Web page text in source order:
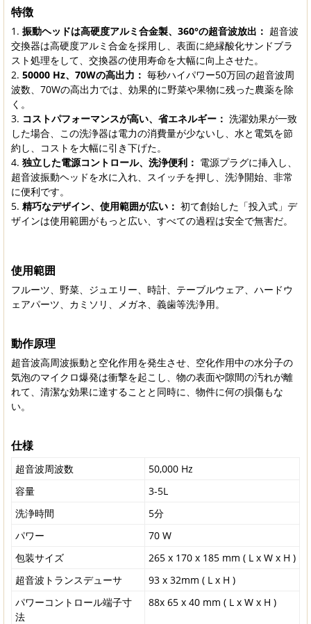
特徴
振動ヘッドは高硬度アルミ合金製、360°の超音波放出： 超音波
交換器は高硬度アルミ合金を採用し、表面に絶縁酸化サンドブラ
スト処理をして、交換器の使用寿命を大幅に向上させた。
50000 Hz、70Wの高出力： 毎秒ハイパワー50万回の超音波周
波数、70Wの高出力では、効果的に野菜や果物に残った農薬を除
く。
コストパフォーマンスが高い、省エネルギー： 洗濯効果が一致
した場合、この洗浄器は電力の消費量が少ないし、水と電気を節
約し、コストを大幅に引き下げた。
独立した電源コントロール、洗浄便利： 電源プラグに挿入し、
超音波振動ヘッドを水に入れ、スイッチを押し、洗浄開始、非常
に便利です。
精巧なデザイン、使用範囲が広い： 初て創始した「投入式」デ
ザインは使用範囲がもっと広い、すべての過程は安全で無害だ。
使用範囲
フルーツ、野菜、ジュエリー、時計、テーブルウェア、ハードウ
ェアパーツ、カミソリ、メガネ、義歯等洗浄用。
動作原理
超音波高周波振動と空化作用を発生させ、空化作用中の水分子の
気泡のマイクロ爆発は衝撃を起こし、物の表面や隙間の汚れが離
れて、清潔な効果に達することと同時に、物件に何の損傷もな
い。
仕様
超音波周波数
50,000 Hz
容量
3-5L
洗浄時間
5分
パワー
70 W
包装サイズ
265 x 170 x 185 mm ( L x W x H )
超音波トランスデューサ
93 x 32mm ( L x H )
パワーコントロール端子寸
法
88x 65 x 40 mm ( L x W x H )